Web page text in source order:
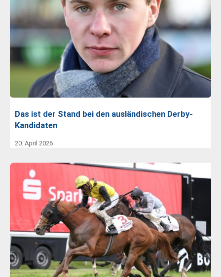
Das ist der Stand bei den ausländischen Derby-
Kandidaten
20. April 2026